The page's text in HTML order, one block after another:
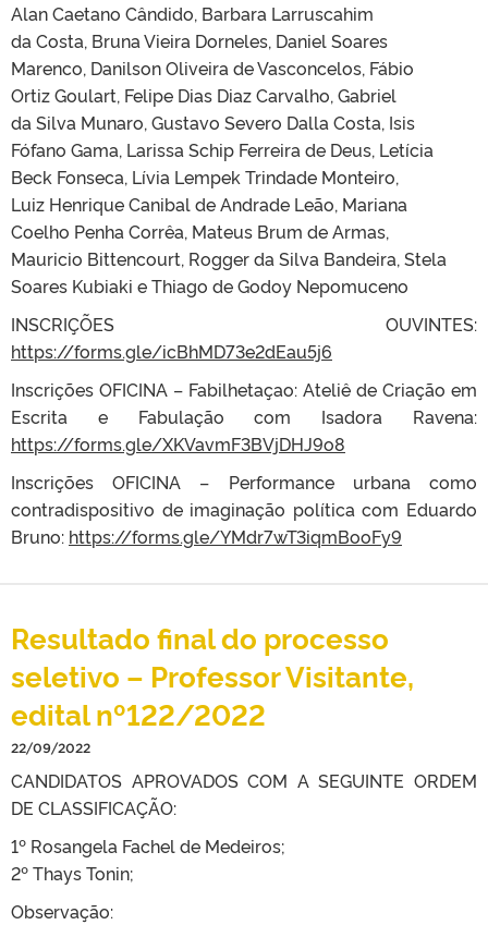
Alan Caetano Cândido, Barbara Larruscahim
da Costa, Bruna Vieira Dorneles, Daniel Soares
Marenco, Danilson Oliveira de Vasconcelos, Fábio
Ortiz Goulart, Felipe Dias Diaz Carvalho, Gabriel
da Silva Munaro, Gustavo Severo Dalla Costa, Isis
Fófano Gama, Larissa Schip Ferreira de Deus, Letícia
Beck Fonseca, Lívia Lempek Trindade Monteiro,
Luiz Henrique Canibal de Andrade Leão, Mariana
Coelho Penha Corrêa, Mateus Brum de Armas,
Mauricio Bittencourt, Rogger da Silva Bandeira, Stela
Soares Kubiaki e Thiago de Godoy Nepomuceno
INSCRIÇÕES OUVINTES:
https://forms.gle/icBhMD73e2dEau5j6
Inscrições OFICINA – Fabilhetaçao: Ateliê de Criação em
Escrita e Fabulação com Isadora Ravena:
https://forms.gle/XKVavmF3BVjDHJ9o8
Inscrições OFICINA – Performance urbana como
contradispositivo de imaginação política com Eduardo
Bruno: https://forms.gle/YMdr7wT3iqmBooFy9
Resultado final do processo
seletivo – Professor Visitante,
edital nº122/2022
22/09/2022
CANDIDATOS APROVADOS COM A SEGUINTE ORDEM
DE CLASSIFICAÇÃO:
1º Rosangela Fachel de Medeiros;
2º Thays Tonin;
Observação: